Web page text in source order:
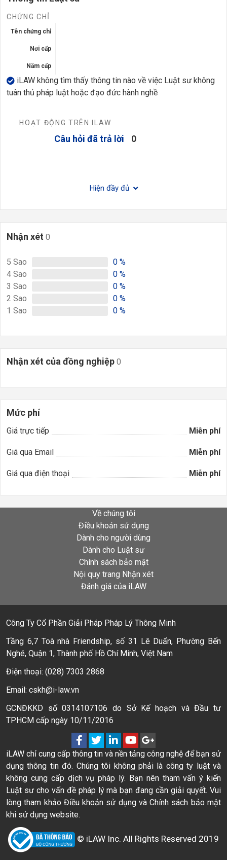
CHỨNG CHỈ
Tên chứng chỉ
Nơi cấp
Năm cấp
iLAW không tìm thấy thông tin nào về việc Luật sư không
tuân thủ pháp luật hoặc đạo đức hành nghề
HOẠT ĐỘNG TRÊN ILAW
Câu hỏi đã trả lời 0
Hiện đầy đủ
Nhận xét 0
5 Sao 0 %
4 Sao 0 %
3 Sao 0 %
2 Sao 0 %
1 Sao 0 %
Nhận xét của đồng nghiệp 0
Mức phí
Giá trực tiếp Miễn phí
Giá qua Email Miễn phí
Giá qua điện thoại Miễn phí
Về chúng tôi
Điều khoản sử dụng
Dành cho người dùng
Dành cho Luật sư
Chính sách bảo mật
Nội quy trang Nhận xét
Đánh giá của iLAW
Công Ty Cổ Phần Giải Pháp Pháp Lý Thông Minh
Tầng 6,7 Toà nhà Friendship, số 31 Lê Duẩn, Phường Bến
Nghé, Quận 1, Thành phố Hồ Chí Minh, Việt Nam
Điện thoại: (028) 7303 2868
Email: cskh@i-law.vn
GCNĐKKD số 0314107106 do Sở Kế hoạch và Đầu tư
TPHCM cấp ngày 10/11/2016
iLAW chỉ cung cấp thông tin và nền tảng công nghệ để bạn sử
dụng thông tin đó. Chúng tôi không phải là công ty luật và
không cung cấp dịch vụ pháp lý. Bạn nên tham vấn ý kiến
Luật sư cho vấn đề pháp lý mà bạn đang cần giải quyết. Vui
lòng tham khảo Điều khoản sử dụng và Chính sách bảo mật
khi sử dụng website.
© iLAW Inc. All Rights Reserved 2019